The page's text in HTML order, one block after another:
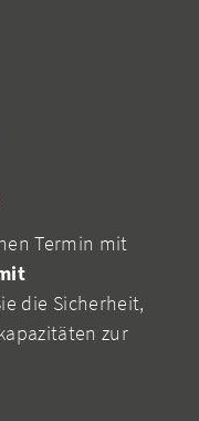
Termin mit
die Sicherheit,
zur